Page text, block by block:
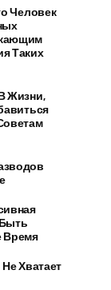
Человек
Таких
Жизни,
Время
Хватает